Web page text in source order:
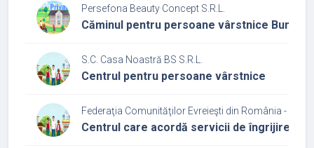
Persefona Beauty Concept S.R.L.
Căminul pentru persoane vârstnice Bunicii
S.C. Casa Noastră BS S.R.L.
Centrul pentru persoane vârstnice
Federaţia Comunităţilor Evreieşti din România -
Centrul care acordă servicii de îngrijire și